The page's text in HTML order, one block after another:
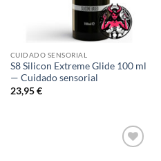
CUIDADO SENSORIAL
S8 Silicon Extreme Glide 100 ml
— Cuidado sensorial
23,95€